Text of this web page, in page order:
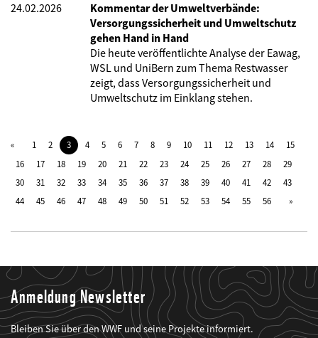
24.02.2026
Kommentar der Umweltverbände:
Versorgungssicherheit und Umweltschutz
gehen Hand in Hand
Die heute veröffentlichte Analyse der Eawag,
WSL und UniBern zum Thema Restwasser
zeigt, dass Versorgungssicherheit und
Umweltschutz im Einklang stehen.
1 2 3 4 5 6 7 8 9 10 11 12 13 14
15
16
17 18 19 20 21 22 23 24 25 26 27 28
29
30
31 32 33 34 35 36 37 38 39 40 41 42
43
44
45 46 47 48 49 50 51 52 53 54 55 56
Anmeldung Newsletter
Bleiben Sie über den WWF und seine Projekte informiert.